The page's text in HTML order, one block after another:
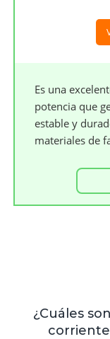
Es una
potencia que
estable y
materiales de
¿Cuáles